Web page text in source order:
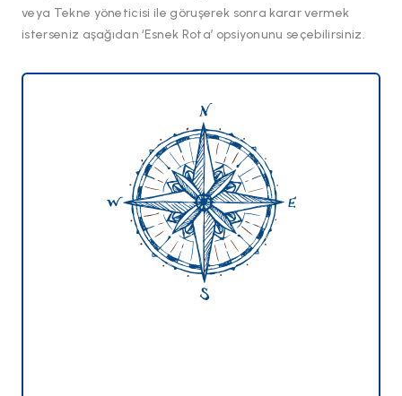
veya Tekne yöneticisi ile göruşerek sonra karar vermek
isterseniz aşağıdan ‘Esnek Rota’ opsiyonunu seçebilirsiniz.